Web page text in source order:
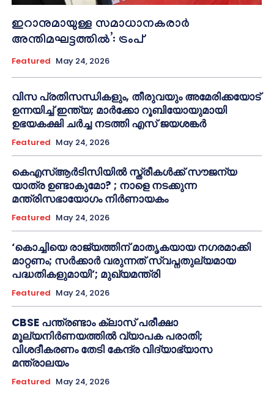
ഇറാനുമായുള്ള സമാധാനകരാർ
അന്തിമഘട്ടത്തിൽ‌’: ട്രംപ്
Featured May 24, 2026
വിസ പ്രതിസന്ധികളും, തീരുവയും അമേരിക്കയോട്
ഉന്നയിച്ച് ഇന്ത്യ; മാർക്കോ റൂബിയോയുമായി
ഉഭയകക്ഷി ചർച്ച നടത്തി എസ് ജയശങ്കർ
Featured May 24, 2026
കെഎസ്ആർടിസിയിൽ സ്ത്രീകൾക്ക് സൗജന്യ
യാത്ര ഉണ്ടാകുമോ? ; നാളെ നടക്കുന്ന
മന്ത്രിസഭായോഗം നിർണായകം
Featured May 24, 2026
‘കൊച്ചിയെ രാജ്യത്തിന് മാതൃകയായ നഗരമാക്കി
മാറ്റണം; സർക്കാർ വരുന്നത് സ്വപ്നതുല്യമായ
പദ്ധതികളുമായി’; മുഖ്യമന്ത്രി
Featured May 24, 2026
CBSE പന്ത്രണ്ടാം ക്ലാസ് പരീക്ഷാ
മൂല്യനിർണയത്തിൽ വ്യാപക പരാതി;
വിശദീകരണം തേടി കേന്ദ്ര വിദ്യാഭ്യാസ
മന്ത്രാലയം
Featured May 24, 2026